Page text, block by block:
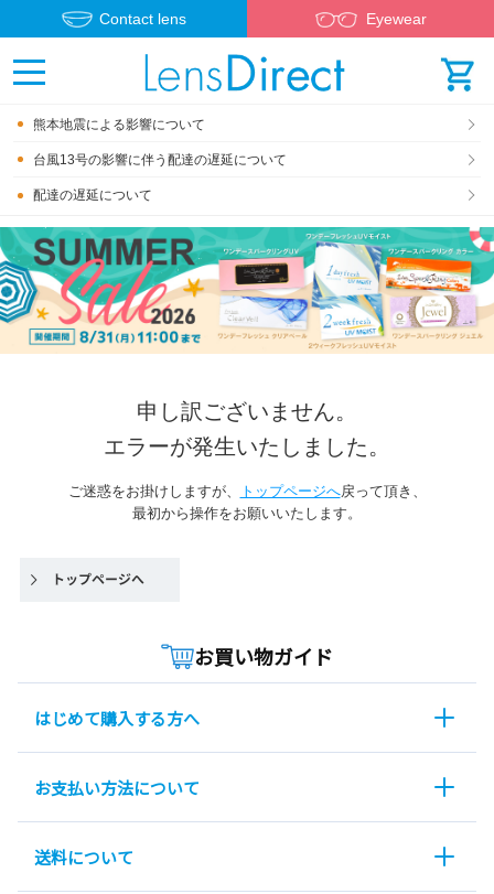
Contact lens Eyewear
熊本地震による影響について
台風13号の影響に伴う配達の遅延について
配達の遅延について
申し訳ございません。
エラーが発生いたしました。
ご迷惑をお掛けしますが、 トップページへ戻って頂き、
最初から操作をお願いいたします。
お買い物ガイド
はじめて購入する方へ
お支払い方法について
送料について